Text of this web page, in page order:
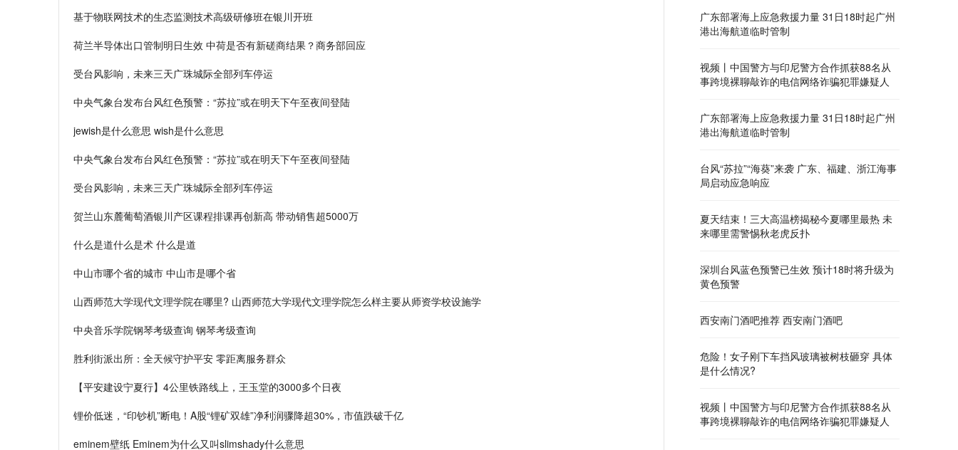
基于物联网技术的生态监测技术高级研修班在银川开班
荷兰半导体出口管制明日生效 中荷是否有新磋商结果？商务部回应
受台风影响，未来三天广珠城际全部列车停运
中央气象台发布台风红色预警：“苏拉”或在明天下午至夜间登陆
jewish是什么意思 wish是什么意思
中央气象台发布台风红色预警：“苏拉”或在明天下午至夜间登陆
受台风影响，未来三天广珠城际全部列车停运
贺兰山东麓葡萄酒银川产区课程排课再创新高 带动销售超5000万
什么是道什么是术 什么是道
中山市哪个省的城市 中山市是哪个省
山西师范大学现代文理学院在哪里? 山西师范大学现代文理学院怎么样主要从师资学校设施学
中央音乐学院钢琴考级查询 钢琴考级查询
胜利街派出所：全天候守护平安 零距离服务群众
【平安建设宁夏行】4公里铁路线上，王玉堂的3000多个日夜
锂价低迷，“印钞机”断电！A股“锂矿双雄”净利润骤降超30%，市值跌破千亿
eminem壁纸 Eminem为什么又叫slimshady什么意思
广东部署海上应急救援力量 31日18时起广州
港出海航道临时管制
视频丨中国警方与印尼警方合作抓获88名从
事跨境裸聊敲诈的电信网络诈骗犯罪嫌疑人
广东部署海上应急救援力量 31日18时起广州
港出海航道临时管制
台风“苏拉”“海葵”来袭 广东、福建、浙江海事
局启动应急响应
夏天结束！三大高温榜揭秘今夏哪里最热 未
来哪里需警惕秋老虎反扑
深圳台风蓝色预警已生效 预计18时将升级为
黄色预警
西安南门酒吧推荐 西安南门酒吧
危险！女子刚下车挡风玻璃被树枝砸穿 具体
是什么情况?
视频丨中国警方与印尼警方合作抓获88名从
事跨境裸聊敲诈的电信网络诈骗犯罪嫌疑人